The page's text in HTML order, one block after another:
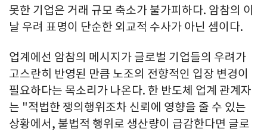
못한 기업은 거래 규모 축소가 불가피하다. 암참의 이
날 우려 표명이 단순한 외교적 수사가 아닌 셈이다.
업계에선 암참의 메시지가 글로벌 기업들의 우려가
고스란히 반영된 만큼 노조의 전향적인 입장 변경이
필요하다는 목소리가 나온다. 한 반도체 업계 관계자
는 "적법한 쟁의행위조차 신뢰에 영향을 줄 수 있는
상황에서, 불법적 행위로 생산량이 급감한다면 글로